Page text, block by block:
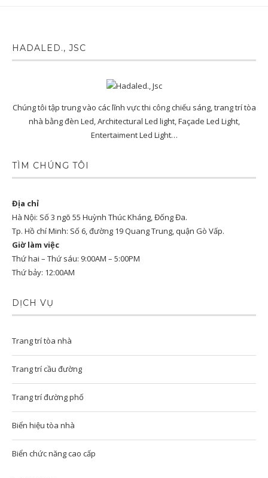
HADALED., JSC
Chúng tôi tập trung vào các lĩnh vực thi công chiếu sáng, trang trí tòa
nhà bằng đèn Led, Architectural Led light, Façade Led Light,
Entertaiment Led Light…
TÌM CHÚNG TÔI
Địa chỉ
Hà Nội: Số 3 ngõ 55 Huỳnh Thúc Kháng, Đống Đa.
Tp. Hồ chí Minh: Số 6, đường 19 Quang Trung, quận Gò Vấp.
Giờ làm việc
Thứ hai – Thứ sáu: 9:00AM – 5:00PM
Thứ bảy: 12:00AM
DỊCH VỤ
Trang trí tòa nhà
Trang trí cầu đường
Trang trí đường phố
Biển hiệu tòa nhà
Biển chức năng cao cấp